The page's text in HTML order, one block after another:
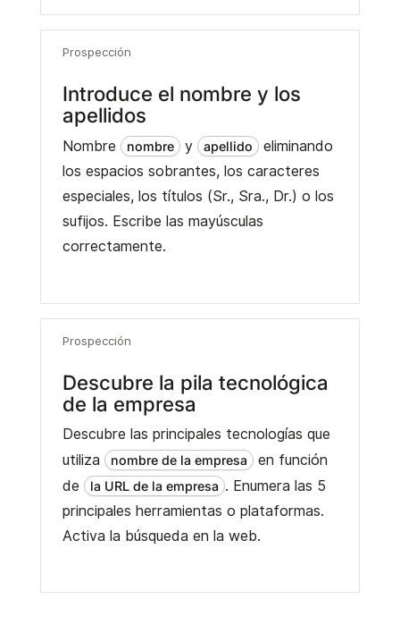
Prospección
Introduce el nombre y los
apellidos
Nombre nombre y apellido eliminando
los espacios sobrantes, los caracteres
especiales, los títulos (Sr., Sra., Dr.) o los
sufijos. Escribe las mayúsculas
correctamente.
Prospección
Descubre la pila tecnológica
de la empresa
Descubre las principales tecnologías que
utiliza
nombre de la empresa en función
de
la URL de la empresa . Enumera las 5
principales herramientas o plataformas.
Activa la búsqueda en la web.